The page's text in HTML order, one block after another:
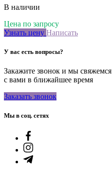
В наличии
Цена по запросу
Узнать цену Написать
У вас есть вопросы?
Закажите звонок и мы свяжемся
с вами в ближайшее время
Заказать звонок
Мы в соц. сетях